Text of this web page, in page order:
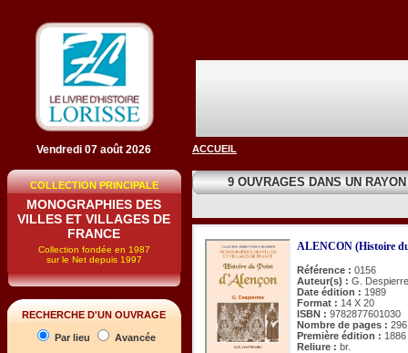
Vendredi 07 août 2026
COLLECTION PRINCIPALE
MONOGRAPHIES DES
VILLES ET VILLAGES DE
FRANCE
Collection fondée en 1987
sur le Net depuis 1997
RECHERCHE D'UN OUVRAGE
Par lieu
Avancée
ACCUEIL
9 OUVRAGES DANS UN
ALENCON (Histoire
Référence : 0156
Auteur(s) : G.
Date édition : 1989
Format : 14 X 20
ISBN : 9782877601030
Nombre de pages : 296
Première édition : 1886
Reliure : br.